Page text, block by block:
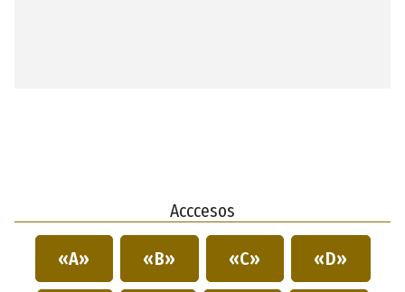
Acccesos
«A» «B» «C» «D»